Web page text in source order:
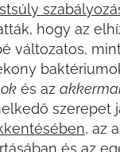
hogy az
változatos,
és az
szerepet
, az
és az